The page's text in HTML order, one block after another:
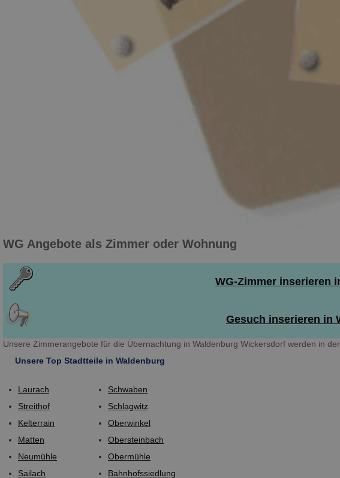
WG Angebote als Zimmer oder Wohnung
WG-Zimmer inserieren
Gesuch inserieren in
Unsere Zimmerangebote für die Übernachtung in Waldenburg Wickersdorf werden in
Unsere Top Stadtteile in Waldenburg
Laurach
Streithof
Kelterrain
Matten
Neumühle
Sailach
Schwaben
Schlagwitz
Oberwinkel
Obersteinbach
Obermühle
Bahnhofssiedlung